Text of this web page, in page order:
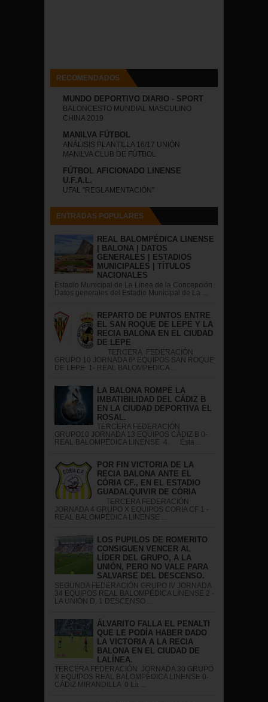
RECOMENDADOS
MUNDO DEPORTIVO DIARIO - SPORT
BALONCESTO MUNDIAL MASCULINO
CHINA 2019
MANILVA FÚTBOL
ANÁLISIS PLANTILLA 16/17 UNIÓN
MANILVA CLUB DE FÚTBOL
FÚTBOL AFICIONADO LINENSE
U.F.A.L.
UFAL "REGLAMENTACIÓN"
ENTRADAS POPULARES
REAL BALOMPÉDICA LINENSE
| BALONA | DATOS
GENERALES | ESTADIOS
MUNICIPALES | TÍTULOS
NACIONALES
Estadio Municipal de La Linea de la Concepción
Datos generales del Estadio Municipal de La ...
REPARTO DE PUNTOS ENTRE
EL SAN ROQUE DE LEPE Y LA
RECIA BALONA EN EL CIUDAD
DE LEPE
TERCERA FEDERACIÓN
GRUPO 10 JORNADA 6ª EQUIPOS SAN ROQUE
DE LEPE 1- REAL BALOMPÉDICA ...
LA BALONA ROMPE LA
IMBATIBILIDAD DEL CÁDIZ B
EN LA CIUDAD DEPORTIVA EL
ROSAL.
TERCERA FEDERACIÓN
GRUPO10 JORNADA 13 EQUIPOS CÁDIZ B 0-
REAL BALOMPÉDICA LINENSE 4. Ésta ...
POR FIN VICTORIA DE LA
RECIA BALONA ANTE EL
CÓRIA CF., EN EL ESTADIO
GUADALQUIVIR DE CÓRIA
TERCERA FEDERACIÓN
JORNADA 4 GRUPO X EQUIPOS CORIA CF 1 -
REAL BALOMPÉDICA LINENSE ...
LOS PUPILOS DE ROMERITO
CONSIGUEN VENCER AL
LÍDER DEL GRUPO, A LA
UNIÓN, PERO NO VALE PARA
SALVARSE DEL DESCENSO.
SEGUNDA FEDERACIÓN GRUPO IV JORNADA
34 EQUIPOS REAL BALOMPÉDICA LINENSE 2 -
LA UNIÓN D. 1 DESCENSO ...
ÁLVARITO FALLA EL PENALTI
QUE LE PODÍA HABER DADO
LA VICTORIA A LA RECIA
BALONA EN EL CIUDAD DE
LALÍNEA.
TERCERA FEDERACIÓN JORNADA 30 GRUPO
X EQUIPOS REAL BALOMPÉDICA LINENSE 0-
CÁDIZ MIRANDILLA 0 La ...